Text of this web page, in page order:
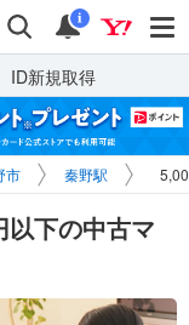
検索 通知
i
ID新規取得
市 秦野駅
下の中古マ